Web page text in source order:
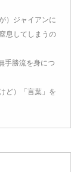
）ジャイアンに
息してしまうの
手勝流を身につ
ど）「言葉」を